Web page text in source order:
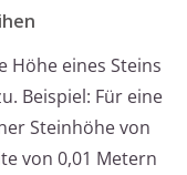
Höhe eines Steins
Beispiel: Für eine
Steinhöhe von
von 0,01 Metern